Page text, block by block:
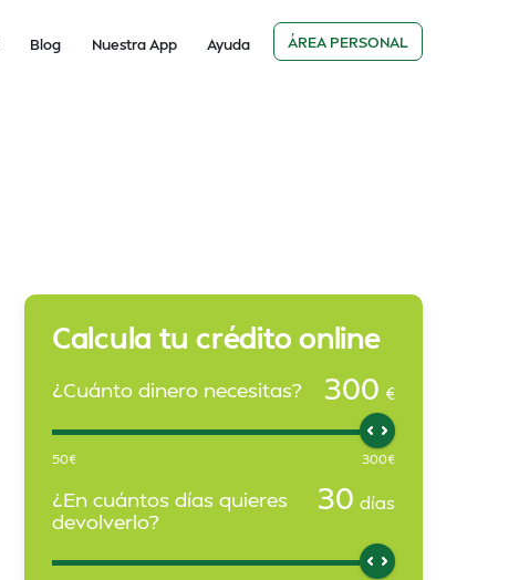
Blog Nuestra App Ayuda ÁREA PERSONAL
Calcula tu crédito online
¿Cuánto dinero necesitas? 300 €
50€ 300€
¿En cuántos días quieres
devolverlo?
30 días